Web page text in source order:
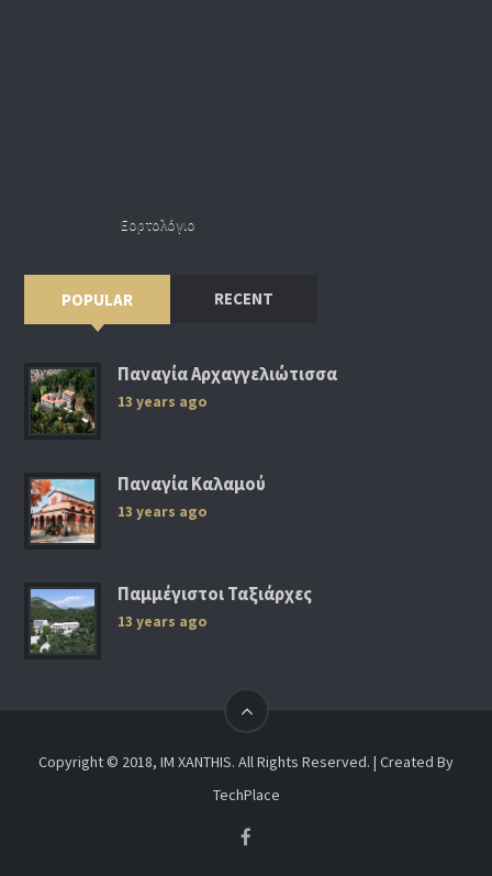
Εορτολόγιο
POPULAR RECENT
Παναγία Αρχαγγελιώτισσα
13 years ago
Παναγία Καλαμού
13 years ago
Παμμέγιστοι Ταξιάρχες
13 years ago
Copyright © 2018, IM XANTHIS. All Rights Reserved. | Created By
TechPlace